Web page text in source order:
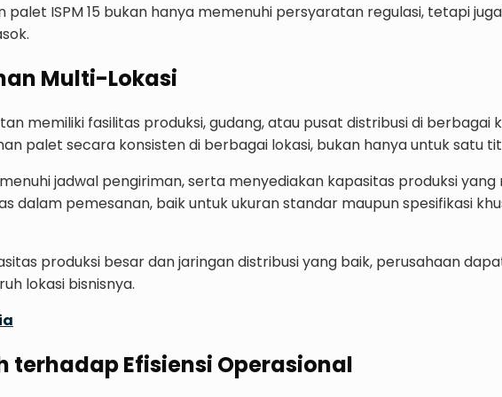
ISPM 15 bukan hanya memenuhi persyaratan regulasi, tetapi
Multi-Lokasi
memiliki fasilitas produksi, gudang, atau pusat distribusi di berbagai
palet secara konsisten di berbagai lokasi, bukan hanya untuk satu
jadwal pengiriman, serta menyediakan kapasitas produksi
dalam pemesanan, baik untuk ukuran standar maupun spesifikasi
produksi besar dan jaringan distribusi yang baik, perusahaan
lokasi bisnisnya.
terhadap Efisiensi Operasional